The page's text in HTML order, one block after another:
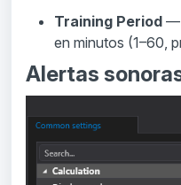
Training Period —
en minutos (1–60,
Alertas